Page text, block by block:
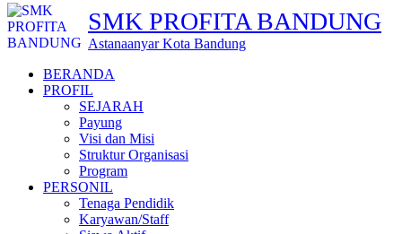
SMK PROFITA BANDUNG
Astanaanyar Kota Bandung
BERANDA
PROFIL
SEJARAH
Payung
Visi dan Misi
Struktur Organisasi
Program
PERSONIL
Tenaga Pendidik
Karyawan/Staff